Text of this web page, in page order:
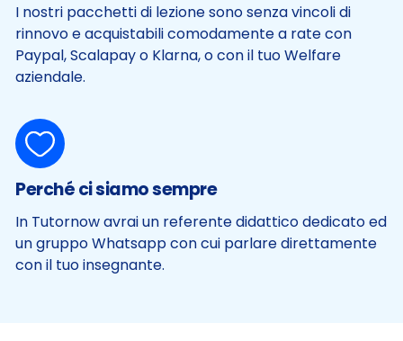
I nostri pacchetti di lezione sono senza vincoli di
rinnovo e acquistabili comodamente a rate con
Paypal, Scalapay o Klarna, o con il tuo Welfare
aziendale.
Perché ci siamo sempre
In Tutornow avrai un referente didattico dedicato ed
un gruppo Whatsapp con cui parlare direttamente
con il tuo insegnante.